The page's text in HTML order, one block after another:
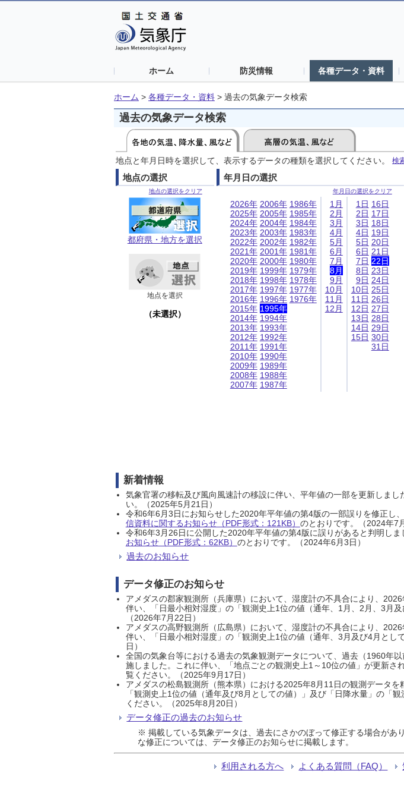
ホーム 防災情報 各種データ・資料
ホーム > 各種データ・資料 > 過去の気象データ検索
過去の気象データ検索
地点と年月日時を選択して、表示するデータの種類を選択してください。 検
地点の選択
地点の選択をクリア
都府県・地方を選択
地点を選択
（未選択）
年月日の選択
年月日の選択をクリア
2026年
2025年
2024年
2023年
2022年
2021年
2020年
2019年
2018年
2017年
2016年
2015年
2014年
2013年
2012年
2011年
2010年
2009年
2008年
2007年
2006年
2005年
2004年
2003年
2002年
2001年
2000年
1999年
1998年
1997年
1996年
1995年
1994年
1993年
1992年
1991年
1990年
1989年
1988年
1987年
1986年
1985年
1984年
1983年
1982年
1981年
1980年
1979年
1978年
1977年
1976年
1月
2月
3月
4月
5月
6月
7月
8月
9月
10月
11月
12月
1日
2日
3日
4日
5日
6日
7日
8日
9日
10日
11日
12日
13日
14日
15日
16日
17日
18日
19日
20日
21日
22日
23日
24日
25日
26日
27日
28日
29日
30日
31日
新着情報
気象官署の移転及び風向風速計の移設に伴い、平年値の一部を更新しまし
い。（2025年5月21日）
令和6年6月3日にお知らせした2020年平年値の第4版の一部誤りを修正し
信資料に関するお知らせ（PDF形式：121KB） のとおりです。（2024年7
令和6年3月26日に公開した2020年平年値の第4版に誤りがあると判明し
お知らせ（PDF形式：62KB） のとおりです。（2024年6月3日）
過去のお知らせ
データ修正のお知らせ
アメダスの郡家観測所（兵庫県）において、湿度計の不具合により、
伴い、「日最小相対湿度」の「観測史上1位の値（通年、1月、2月、3月
（2026年7月22日）
アメダスの高野観測所（広島県）において、湿度計の不具合により、
伴い、「日最小相対湿度」の「観測史上1位の値（通年、3月及び4月と
日）
全国の気象台等における過去の気象観測データについて、過去（1960年
施しました。これに伴い、「地点ごとの観測史上1～10位の値」が更新さ
覧ください。（2025年9月17日）
アメダスの松島観測所（熊本県）における2025年8月11日の観測データ
「観測史上1位の値（通年及び8月としての値）」及び「日降水量」の「
ください。（2025年8月20日）
データ修正の過去のお知らせ
※ 掲載している気象データは、過去にさかのぼって修正する場合があ
な修正については、データ修正のお知らせに掲載します。
利用される方へ よくある質問（FAQ）